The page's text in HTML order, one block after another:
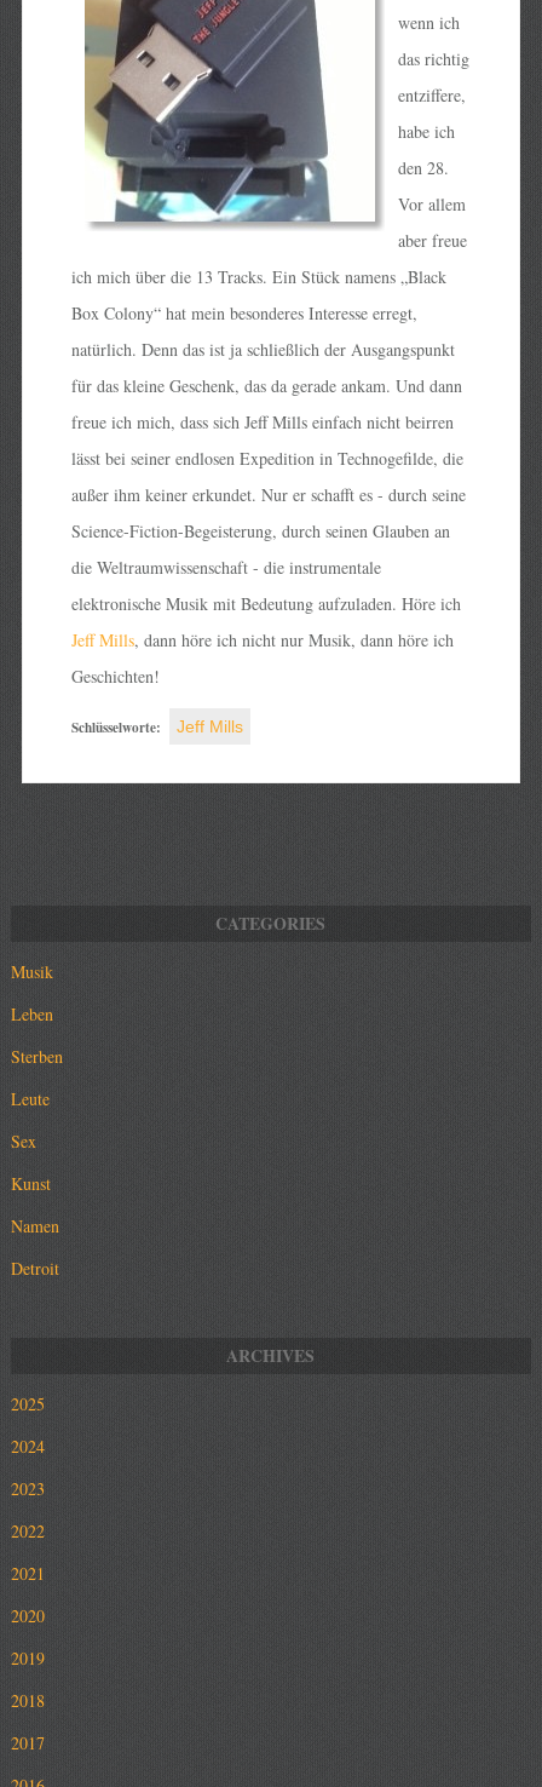
wenn ich
das richtig
entziffere,
habe ich
den 28.
Vor allem
aber freue
ich mich über die 13 Tracks. Ein Stück namens „Black
Box Colony“ hat mein besonderes Interesse erregt,
natürlich. Denn das ist ja schließlich der Ausgangspunkt
für das kleine Geschenk, das da gerade ankam. Und dann
freue ich mich, dass sich Jeff Mills einfach nicht beirren
lässt bei seiner endlosen Expedition in Technogefilde, die
außer ihm keiner erkundet. Nur er schafft es - durch seine
Science-Fiction-Begeisterung, durch seinen Glauben an
die Weltraumwissenschaft - die instrumentale
elektronische Musik mit Bedeutung aufzuladen. Höre ich
Jeff Mills, dann höre ich nicht nur Musik, dann höre ich
Geschichten!
Schlüsselworte: Jeff Mills
Musik
Leben
Sterben
Leute
Sex
Kunst
Namen
Detroit
2025
2024
2023
2022
2021
2020
2019
2018
2017